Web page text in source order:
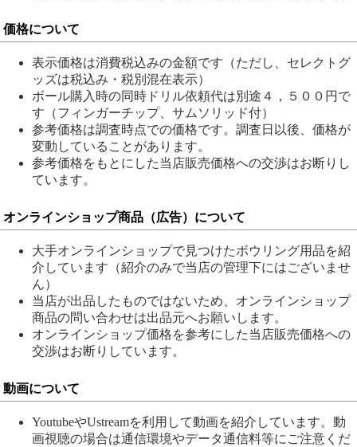
価格について
表示価格は消費税込みの金額です（ただし、セレクトグ
ッズは税込み・税別混在表示）
ボール購入時の同時ドリル依頼代は別途４，５００円で
す（フィンガーチップ、サムソリッド付）
参考価格は調査時点での価格です。調査日以後、価格が
変動していることがあります。
参考価格をもとにした当店販売価格への交渉はお断りし
ています。
オンラインショップ商品（広告）について
大手オンラインショップで見つけたボウリング用品を紹
介しています（紹介のみで当店の管理下にはございませ
ん）
当店が出品したものではないため、オンラインショップ
商品の問い合わせは出品元へお願いします。
オンラインショップ価格を参考にした当店販売価格への
交渉はお断りしています。
動画について
YoutubeやUstreamを利用して動画を紹介しています。動
画視聴の場合は通信環境やデータ通信料等にご注意くだ